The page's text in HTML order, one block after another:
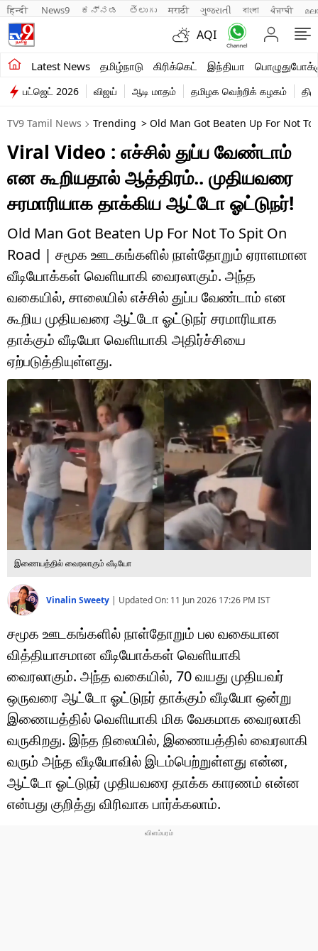
हिन्दी News9 ಕನ್ನಡ తెలుగు मराठी ગુજરાતી বাংলা ਪੰਜਾਬੀ
AQI
Latest News தமிழ்நாடு கிரிக்கெட் இந்தியா
சமீபத்திய செய்திகள்
தமிழ்நாடு
இந்தியா
உலகம்
விளையாட்டு
பொழுதுபோக்கு
லைஃப்ஸ்டைல்
வணிகம்
டெக்னாலஜி
ஆன்மீகம்
வைரல்
ஹெஃல்த்
ஷார்ட் வீடியோஸ்
வலை கதைகள்
போட்டோ கேலரி
பட்ஜெட் 2026 விஜய் ஆடி மாதம் தமிழக வெற்றிக் கழகம்
TV9 Tamil News Trending > Old Man Got Beaten Up For Not
Viral Video : எச்சில் துப்ப வேண்டாம்
என கூறியதால் ஆத்திரம்.. முதியவரை
சரமாரியாக தாக்கிய ஆட்டோ ஓட்டுநர்!
Old Man Got Beaten Up For Not To Spit On
Road | சமூக ஊடகங்களில் நாள்தோறும் ஏராளமான
வீடியோக்கள் வெளியாகி வைரலாகும். அந்த
வகையில், சாலையில் எச்சில் துப்ப வேண்டாம் என
கூறிய முதியவரை ஆட்டோ ஓட்டுநர் சரமாரியாக
தாக்கும் வீடியோ வெளியாகி அதிர்ச்சியை
ஏற்படுத்தியுள்ளது.
இணையத்தில் வைரலாகும் வீடியோ
Vinalin Sweety | Updated On: 11 Jun 2026 17:26 PM IST
சமூக ஊடகங்களில் நாள்தோறும் பல வகையான
வித்தியாசமான வீடியோக்கள் வெளியாகி
வைரலாகும். அந்த வகையில், 70 வயது முதியவர்
ஒருவரை ஆட்டோ ஓட்டுநர் தாக்கும் வீடியோ ஒன்று
இணையத்தில் வெளியாகி மிக வேகமாக வைரலாகி
வருகிறது. இந்த நிலையில், இணையத்தில் வைரலாகி
வரும் அந்த வீடியோவில் இடம்பெற்றுள்ளது என்ன,
ஆட்டோ ஓட்டுநர் முதியவரை தாக்க காரணம் என்ன
என்பது குறித்து விரிவாக பார்க்கலாம்.